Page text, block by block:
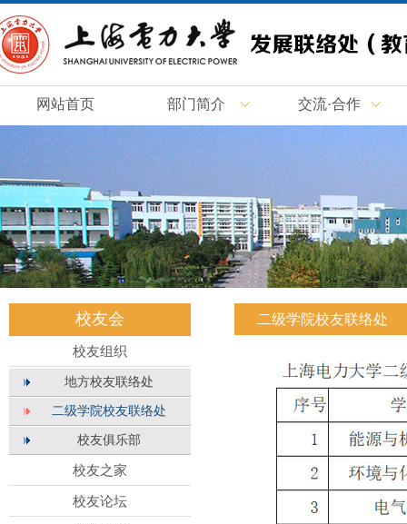
网站首页 部门简介 交流·合作
校友会
校友组织
地方校友联络处
二级学院校友联络处
校友俱乐部
校友之家
校友论坛
二级学院校友联络处